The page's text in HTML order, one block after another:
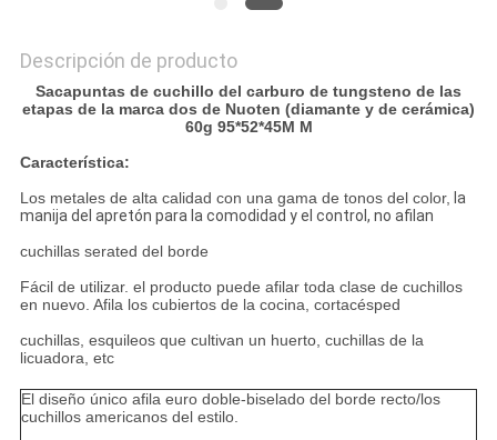
PRIVACY
Descripción de producto
Sacapuntas de cuchillo del carburo de tungsteno de las
etapas de la marca dos de Nuoten (diamante y de cerámica)
60g 95*52*45M M
Característica:
Los metales de alta calidad con una gama de tonos del color, la
manija del apretón para la comodidad y el control, no afilan
cuchillas serated del borde
Fácil de utilizar. el producto puede afilar toda clase de cuchillos
en nuevo. Afila los cubiertos de la cocina, cortacésped
cuchillas, esquileos que cultivan un huerto, cuchillas de la
licuadora, etc
El diseño único afila euro doble-biselado del borde recto/los
cuchillos americanos del estilo.